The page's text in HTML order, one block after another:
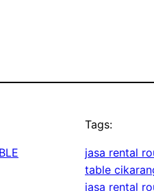
Tags:
jasa rental
table
jasa rental